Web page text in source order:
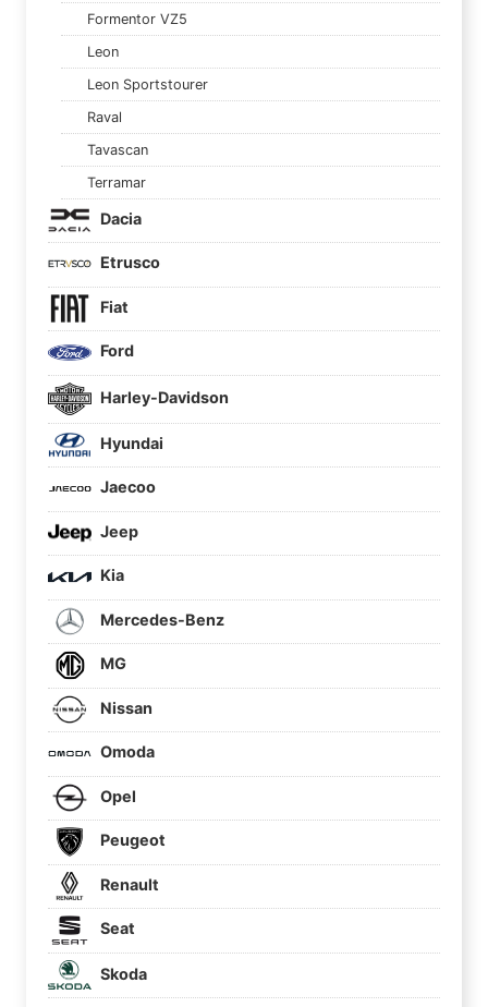
Formentor VZ5
Leon
Leon Sportstourer
Raval
Tavascan
Terramar
Dacia
Etrusco
Fiat
Ford
Harley-Davidson
Hyundai
Jaecoo
Jeep
Kia
Mercedes-Benz
MG
Nissan
Omoda
Opel
Peugeot
Renault
Seat
Skoda